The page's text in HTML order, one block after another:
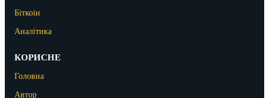
Біткоін
Аналітика
КОРИСНЕ
Головна
Автор